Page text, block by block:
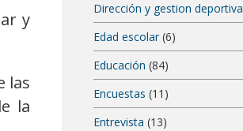
y
las
la
Dirección y gestion deportiva
Edad escolar(6)
Educación (84)
Encuestas (11)
Entrevista (13)